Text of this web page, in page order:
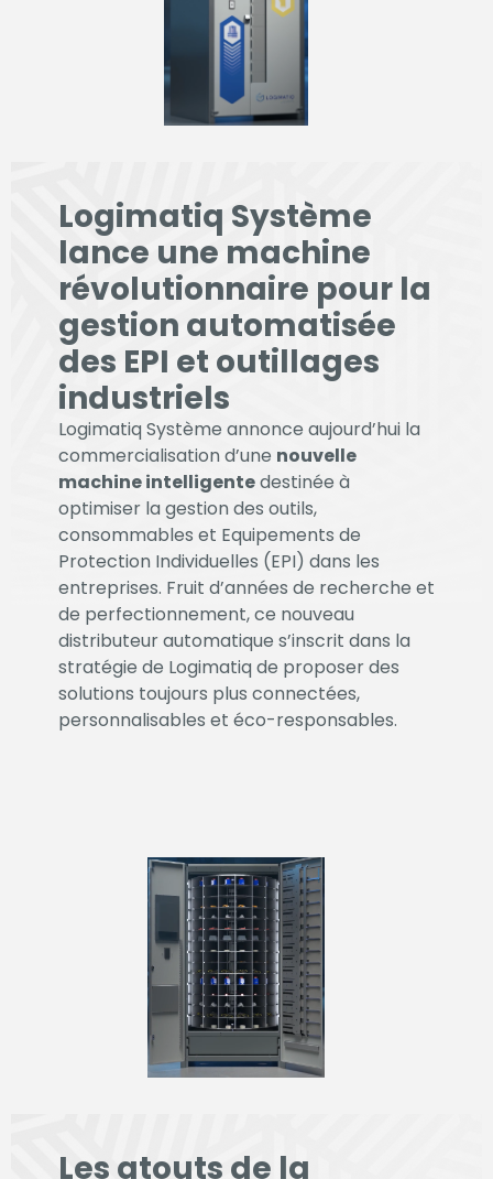
Logimatiq Système
lance une machine
révolutionnaire pour la
gestion automatisée
des EPI et outillages
industriels
Logimatiq Système annonce aujourd’hui la
commercialisation d’une nouvelle
machine intelligentedestinée à
optimiser la gestion des outils,
consommables et Equipements de
Protection Individuelles (EPI) dans les
entreprises. Fruit d’années de recherche et
de perfectionnement, ce nouveau
distributeur automatique s’inscrit dans la
stratégie de Logimatiq de proposer des
solutions toujours plus connectées,
personnalisables et éco-responsables.
Les atouts de la
Nécessaire
Ces cookies ne
sont pas
facultatifs. Ils
sont
nécessaires au
fonctionnement
du site Web.
Statistiques
Afin que nous
puissions
améliorer la
fonction de la
façon dont le
Afin que notre
possible lors